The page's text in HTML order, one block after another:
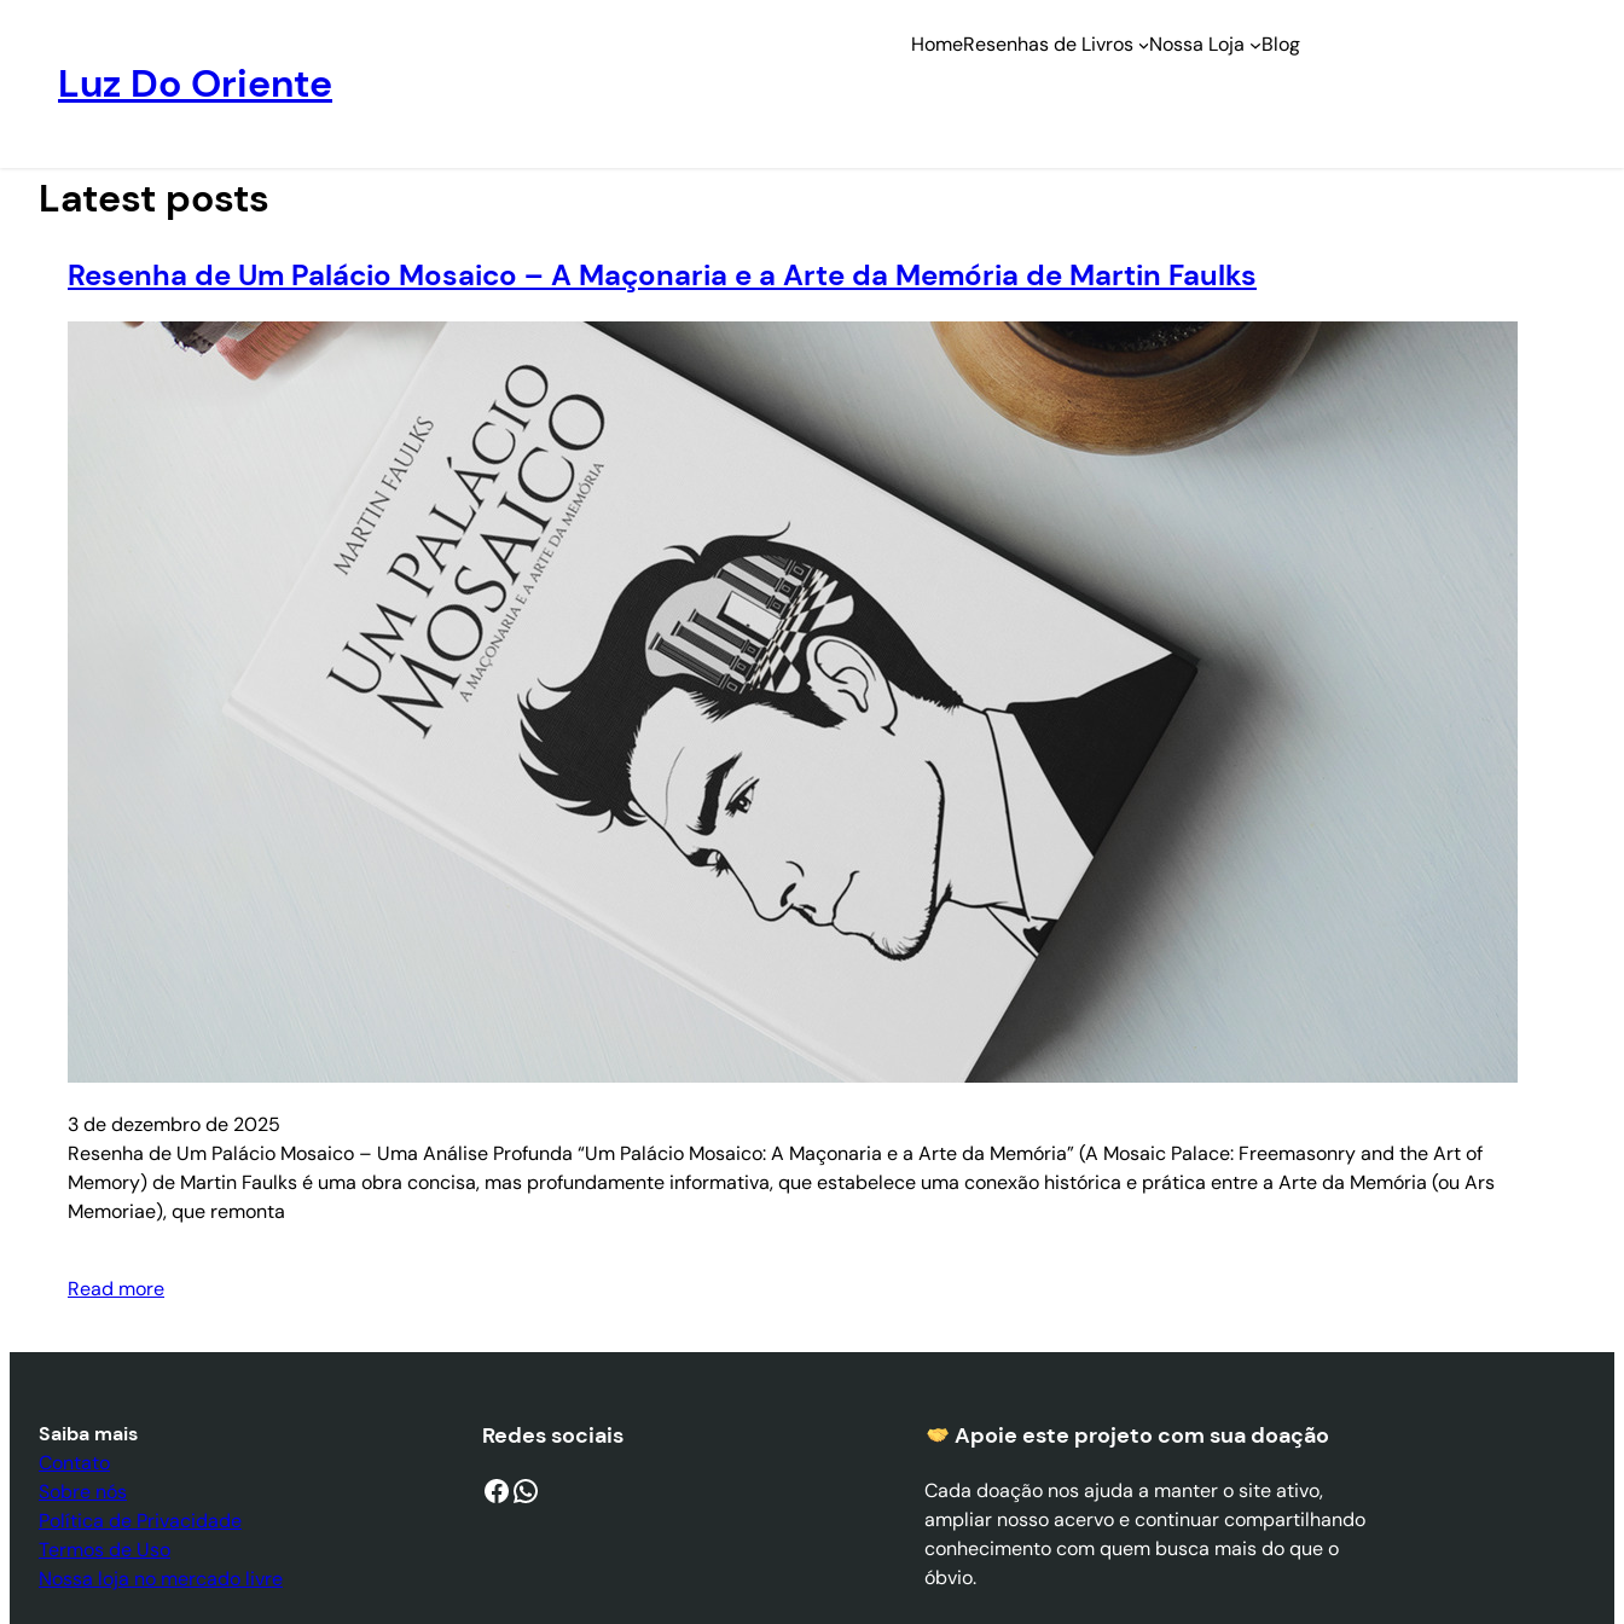
conteúdo
Luz Do Oriente
HomeResenhas de Livros Nossa Loja Blog
Latest posts
Resenha de Um Palácio Mosaico – A Maçonaria e a Arte da Memória de Martin Faulks
3 de dezembro de 2025
Resenha de Um Palácio Mosaico – Uma Análise Profunda “Um Palácio Mosaico: A Maçonaria e a Arte da Memória” (A Mosaic Palace: Freemasonry and the Art of
Memory) de Martin Faulks é uma obra concisa, mas profundamente informativa, que estabelece uma conexão histórica e prática entre a Arte da Memória (ou Ars
Memoriae), que remonta
Read more
Saiba mais
Contato
Sobre nós
Política de Privacidade
Termos de Uso
Nossa loja no mercado livre
Redes sociais
Facebook WhatsApp
Apoie este projeto com sua doação
Cada doação nos ajuda a manter o site ativo,
ampliar nosso acervo e continuar compartilhando
conhecimento com quem busca mais do que o
óbvio.